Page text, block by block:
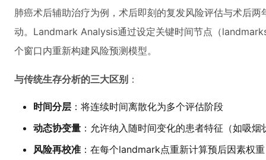
肺癌术后辅助治疗为例，术后即刻的复发风险评估与术后
动。Landmark Analysis通过设定关键时间节点（
个窗口内重新构建风险预测模型。
与传统生存分析的三大区别 ：
时间分层 ：将连续时间离散化为多个评估阶段
动态协变量 ：允许纳入随时间变化的患者特征（如吸
风险再校准 ：在每个landmark点重新计算预后因素权重